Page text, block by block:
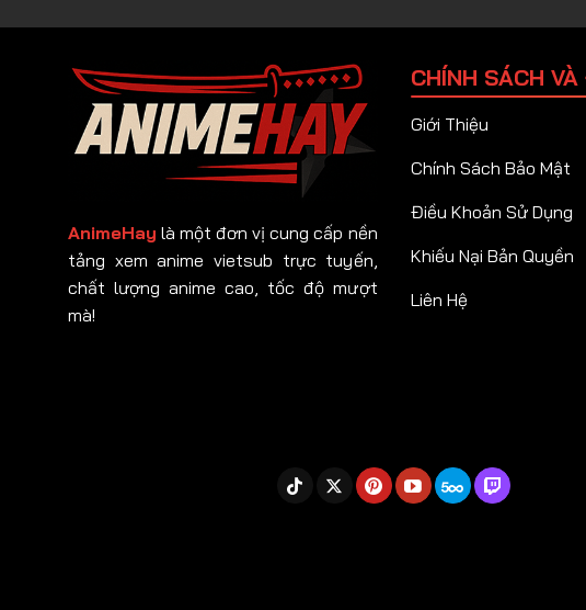
Tập 36
Tập
Tập 39
Tập 40
Tập 41
AnimeHay là một đơn vị cung cấp nền
tảng xem anime vietsub trực tuyến,
chất lượng anime cao, tốc độ mượt
mà!
CHÍNH SÁCH
Giới Thiệu
Chính Sách Bảo Mật
Điều Khoản Sử Dụng
Khiếu Nại Bản Quyền
Liên Hệ